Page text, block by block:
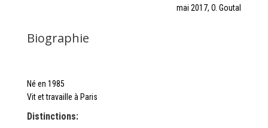
mai 2017, O. Goutal
Biographie
Né en 1985
Vit et travaille à Paris
Distinctions: